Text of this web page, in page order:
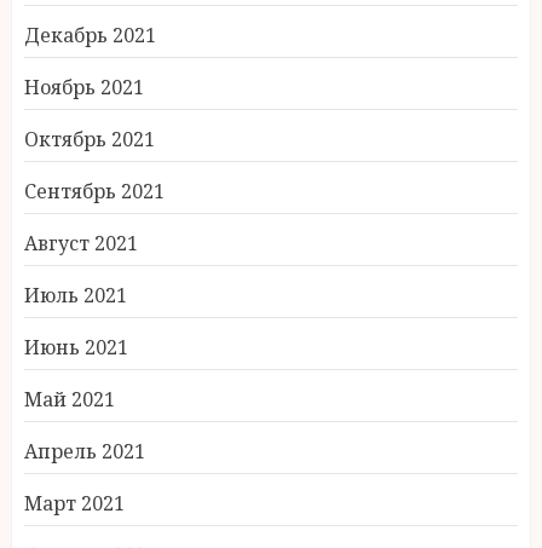
Декабрь 2021
Ноябрь 2021
Октябрь 2021
Сентябрь 2021
Август 2021
Июль 2021
Июнь 2021
Май 2021
Апрель 2021
Март 2021